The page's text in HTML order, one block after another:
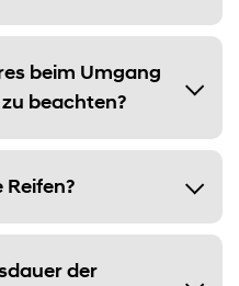
beim Umgang
beachten?
der